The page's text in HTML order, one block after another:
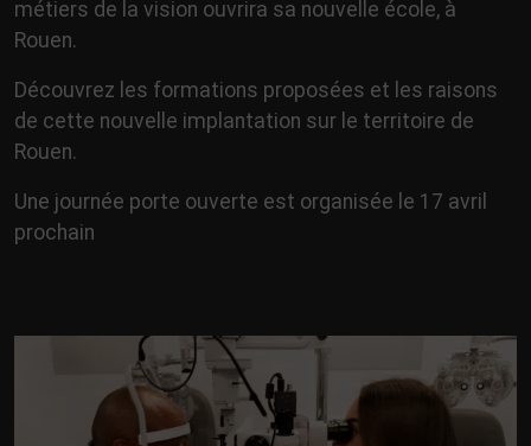
métiers de la vision ouvrira sa nouvelle école, à
Rouen.
Découvrez les formations proposées et les raisons
de cette nouvelle implantation sur le territoire de
Rouen.
Une journée porte ouverte est organisée le 17 avril
prochain